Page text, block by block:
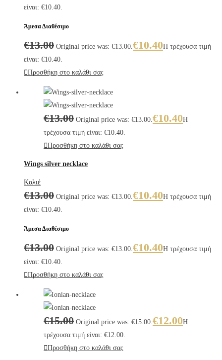
είναι: €10.40.
Άμεσα Διαθέσιμο
€13.00 Original price was: €13.00.€10.40Η τρέχουσα τιμή
είναι: €10.40.
Προσθήκη στο καλάθι σας
€13.00 Original price was: €13.00.€10.40Η
τρέχουσα τιμή είναι: €10.40.
Προσθήκη στο καλάθι σας
Wings silver necklace
Κολιέ
€13.00 Original price was: €13.00.€10.40Η τρέχουσα τιμή
είναι: €10.40.
Άμεσα Διαθέσιμο
€13.00 Original price was: €13.00.€10.40Η τρέχουσα τιμή
είναι: €10.40.
Προσθήκη στο καλάθι σας
€15.00 Original price was: €15.00.€12.00Η
τρέχουσα τιμή είναι: €12.00.
Προσθήκη στο καλάθι σας